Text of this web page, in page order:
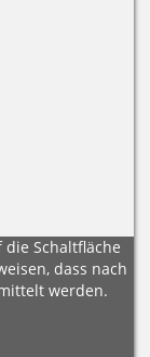
die Schaltfläche
dass nach
werden.